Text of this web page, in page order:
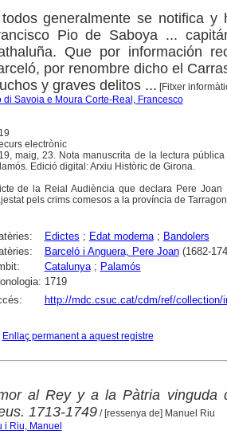
generalmente se notifica
Pio de Saboya ...
Que por información
por renombre dicho el
y graves delitos ... [Fitxer
di Savoia e Moura Corte-Real, Francesco
electrònic
maig, 23. Nota manuscrita de la lectura
Edició digital: Arxiu Històric de Girona.
de la Reial Audiència que declara Pere
pels crims comesos a la província de
Edictes ; Edat moderna; Bandolers
Barceló i Anguera, Pere Joan(1682-
Catalunya; Palamós
1719
http://mdc.csuc.cat/cdm/ref/collection/
Enllaç permanent a aquest registre
al Rey y a la Pàtria vinguda
1713-1749/ [ressenya de] Manuel Riu
i Riu, Manuel